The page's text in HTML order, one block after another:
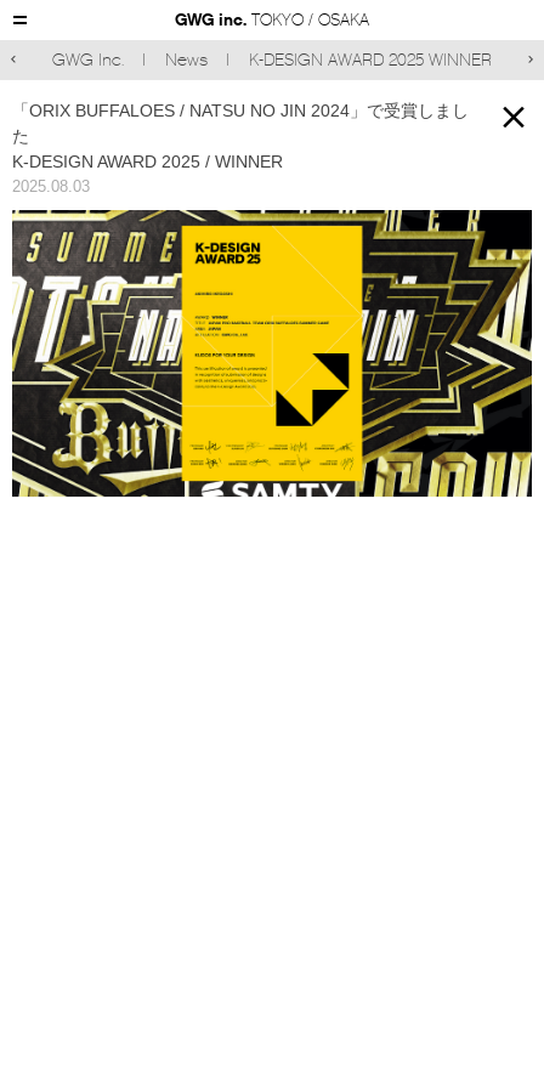
GWG inc. TOKYO / OSAKA
GWG Inc.
News K-DESIGN AWARD 2025 WINNER
「ORIX BUFFALOES / NATSU NO JIN 2024」で受賞しまし
た
K-DESIGN AWARD 2025 / WINNER
2025.08.03

 